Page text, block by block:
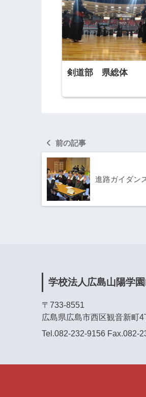
剣道部 県総体
前の記事
進路ガイダン
学校法人広島山陽学
〒733-8551
広島県広島市西区観音新町
Tel.082-232-9156 Fax.082-